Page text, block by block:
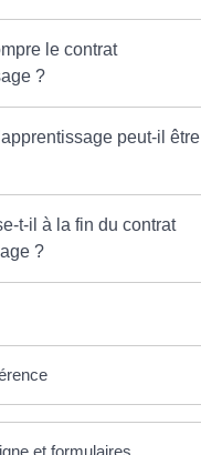
le contrat
?
peut-il être
t-il à la fin du contrat
?